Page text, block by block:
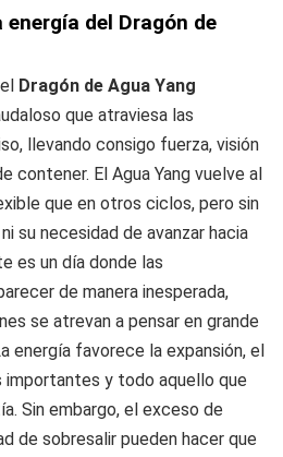
del Dragón de
Dragón de Agua Yang
que atraviesa las
llevando consigo fuerza, visión
contener. El Agua Yang vuelve al
que en otros ciclos, pero sin
su necesidad de avanzar hacia
es un día donde las
de manera inesperada,
se atrevan a pensar en grande
energía favorece la expansión, el
importantes y todo aquello que
Sin embargo, el exceso de
de sobresalir pueden hacer que